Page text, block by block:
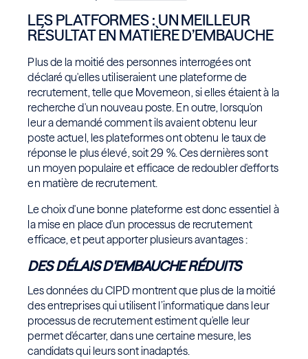
LES PLATFORMES : UN MEILLEUR
RÉSULTAT EN MATIÈRE D’EMBAUCHE
Plus de la moitié des personnes interrogées ont
déclaré qu'elles utiliseraient une plateforme de
recrutement, telle que Movemeon, si elles étaient à la
recherche d'un nouveau poste. En outre, lorsqu'on
leur a demandé comment ils avaient obtenu leur
poste actuel, les plateformes ont obtenu le taux de
réponse le plus élevé, soit 29 %. Ces dernières sont
un moyen populaire et efficace de redoubler d'efforts
en matière de recrutement.
Le choix d'une bonne plateforme est donc essentiel à
la mise en place d'un processus de recrutement
efficace, et peut apporter plusieurs avantages :
DES DÉLAIS D'EMBAUCHE RÉDUITS
Les données du CIPD montrent que plus de la moitié
des entreprises qui utilisent l’informatique dans leur
processus de recrutement estiment qu'elle leur
permet d'écarter, dans une certaine mesure, les
candidats qui leurs sont inadaptés.